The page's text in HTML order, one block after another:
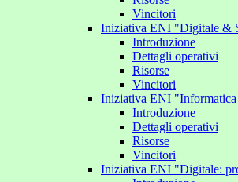
Vincitori
Iniziativa ENI "Digitale &
Introduzione
Dettagli operativi
Risorse
Vincitori
Iniziativa ENI
Introduzione
Dettagli operativi
Risorse
Vincitori
Iniziativa ENI "Digitale: